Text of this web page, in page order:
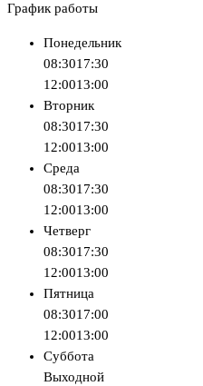
График работы
Понедельник
08:3017:30
12:0013:00
Вторник
08:3017:30
12:0013:00
Среда
08:3017:30
12:0013:00
Четверг
08:3017:30
12:0013:00
Пятница
08:3017:00
12:0013:00
Суббота
Выходной